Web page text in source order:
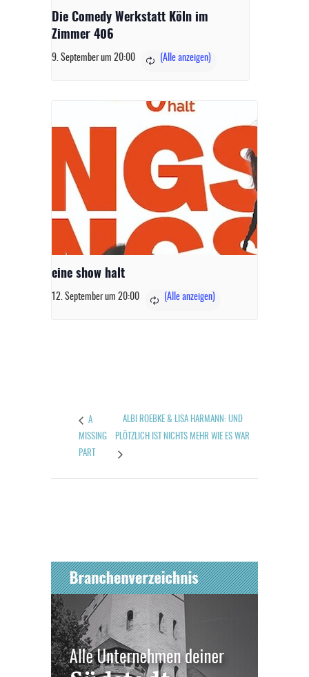
Die Comedy Werkstatt Köln im
Zimmer 406
9. September um 20:00
eine show halt
12. September um 20:00
A
MISSING
PART
ALBI ROEBKE & LISA HARMANN: UND
PLÖTZLICH IST NICHTS MEHR WIE ES WAR